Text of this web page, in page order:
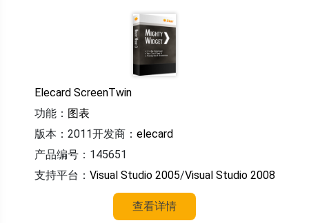
Elecard ScreenTwin
功能： 图表
版本：2011开发商： elecard
产品编号：145651
支持平台： Visual Studio 2005/Visual Studio 2008
查看详情